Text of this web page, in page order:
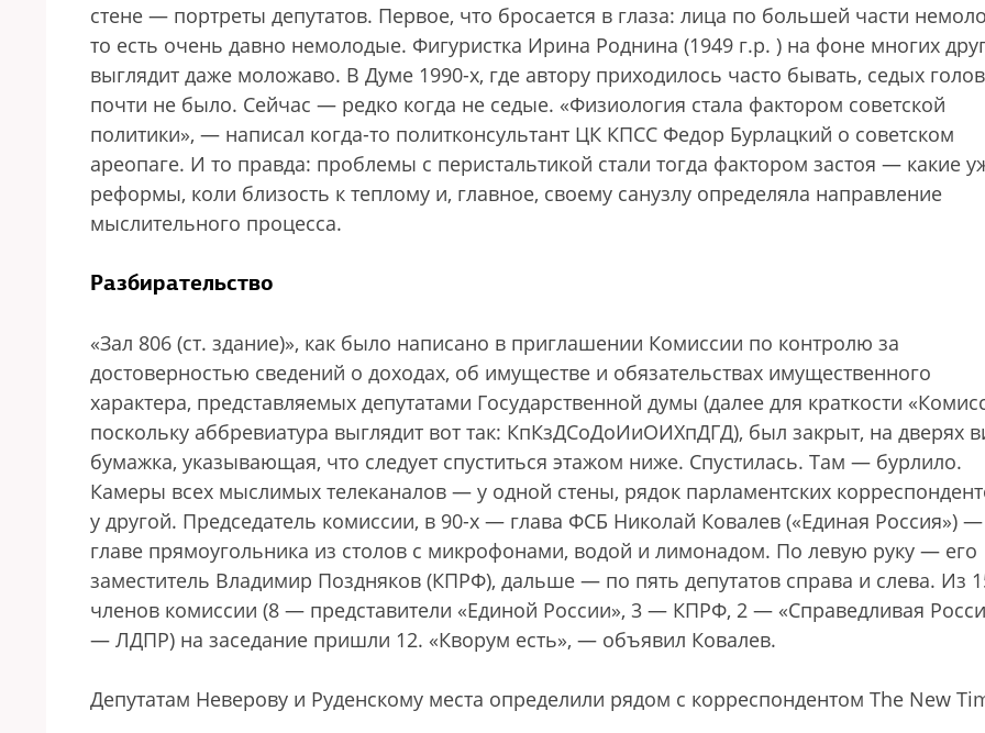
стене — портреты депутатов. Первое, что бросается в глаза: лица по большей части
то есть очень давно немолодые. Фигуристка Ирина Роднина (1949 г.р. ) на фоне многих
выглядит даже моложаво. В Думе 1990-х, где автору приходилось часто бывать, седых голов
почти не было. Сейчас — редко когда не седые. «Физиология стала фактором советской
политики», — написал когда-то политконсультант ЦК КПСС Федор Бурлацкий о советском
ареопаге. И то правда: проблемы с перистальтикой стали тогда фактором застоя — какие
реформы, коли близость к теплому и, главное, своему санузлу определяла направление
мыслительного процесса.
Разбирательство
«Зал 806 (ст. здание)», как было написано в приглашении Комиссии по контролю за
достоверностью сведений о доходах, об имуществе и обязательствах имущественного
характера, представляемых депутатами Государственной думы (далее для краткости
поскольку аббревиатура выглядит вот так: КпКзДСоДоИиОИХпДГД), был закрыт, на дверях
бумажка, указывающая, что следует спуститься этажом ниже. Спустилась. Там — бурлило.
Камеры всех мыслимых телеканалов — у одной стены, рядок парламентских
у другой. Председатель комиссии, в 90-х — глава ФСБ Николай Ковалев («Единая Россия»)
главе прямоугольника из столов с микрофонами, водой и лимонадом. По левую руку — его
заместитель Владимир Поздняков (КПРФ), дальше — по пять депутатов справа и слева. Из
членов комиссии (8 — представители «Единой России», 3 — КПРФ, 2 — «Справедливая
— ЛДПР) на заседание пришли 12. «Кворум есть», — объявил Ковалев.
Депутатам Неверову и Руденскому места определили рядом с корреспондентом The New